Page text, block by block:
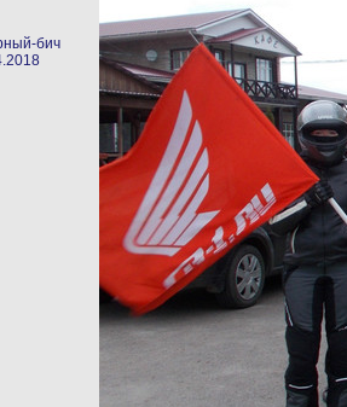
бич